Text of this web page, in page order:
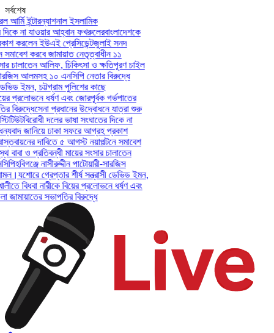
সর্বশেষ
ইন্টারন্যাশনাল ইসলামিক
না যাওয়ার আহ্বান ফখরুলেরবাংলাদেশকে
করলেন ইউএই প্রেসিডেন্টজুলাই সনদ
করবে জামায়াত নেতৃত্বাধীন ১১
আলিফ, চিকিৎসা ও ক্ষতিপূরণ চাইল
আলমসহ ১০ এনসিপি নেতার বিরুদ্ধে
ইমন, চট্টগ্রাম পুলিশের কাছে
প্রলোভনে ধর্ষণ এবং জোরপূর্বক গর্ভপাতের
সেনা প্রধানের উদ্বোধনে যাত্রা শুরু
বিরোধী দলের ভাষা সংঘাতের দিকে না
জানিয়ে ঢাকা সফরে আগ্রহ প্রকাশ
দাবিতে ৫ আগস্ট নয়াপল্টনে সমাবেশ
ও প্রতিবন্ধী মায়ের সংসার চালাতেন
হবিগঞ্জে নাসীরুদ্দীন পাটোয়ারী-সারজিস
যশোরে গ্রেপ্তার শীর্ষ সন্ত্রাসী ডেভিড ইমন,
বিধবা নারীকে বিয়ের প্রলোভনে ধর্ষণ এবং
সভাপতির বিরুদ্ধে